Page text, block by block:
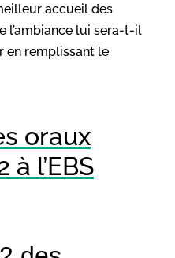
accueil des
l’ambiance lui sera-t-il
en remplissant le
oraux
l’EBS